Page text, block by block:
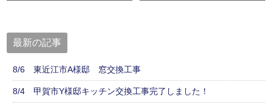
最新の記事
8/6 東近江市A様邸 窓交換工事
8/4 甲賀市Y様邸キッチン交換工事完了しました！